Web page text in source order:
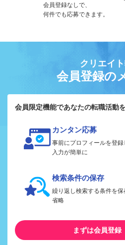
会員登録なしで、
何件でも応募できます。
クリエイ
会員登録の
会員限定機能であなたの転職活動
カンタン応募
事前にプロフィールを登
入力が簡単に
検索条件の保存
繰り返し検索する条件を
省略
まずは会員登録